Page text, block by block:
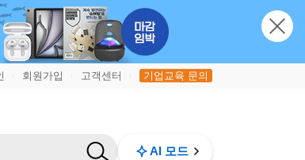
회원가입 고객센터 기업교육 문의
AI 모드